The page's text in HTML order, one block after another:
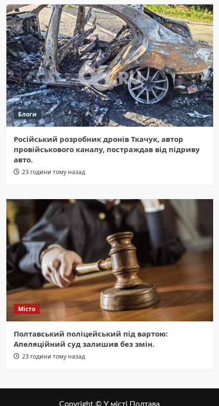
Блоги
Російський розробник дронів Ткачук, автор
провійськового каналу, постраждав від підриву
авто.
23 години тому назад
Місто
Полтавський поліцейський під вартою:
Апеляційний суд залишив без змін.
23 години тому назад
Copyright © У місті Полтава